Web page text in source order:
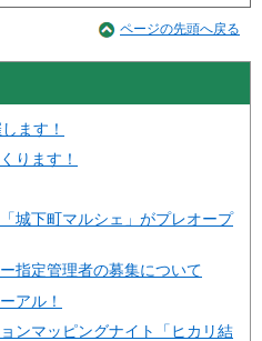
ページの先頭へ戻る
ます！
ります！
城下町マルシェ」がプレオープ
指定管理者の募集について
アル！
ンマッピングナイト「ヒカリ結